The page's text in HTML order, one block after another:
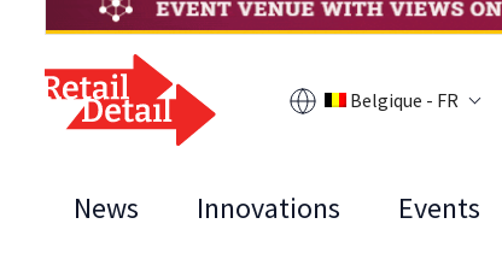
Belgique - FR
News Innovations Events